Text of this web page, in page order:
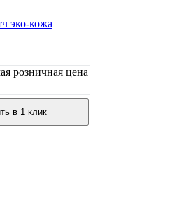
эко-кожа
розничная цена
в 1 клик